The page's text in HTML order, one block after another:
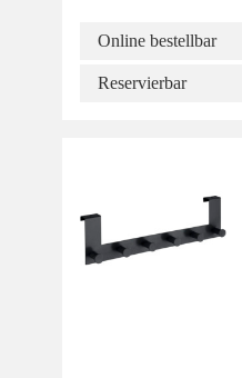
Online bestellbar
Reservierbar